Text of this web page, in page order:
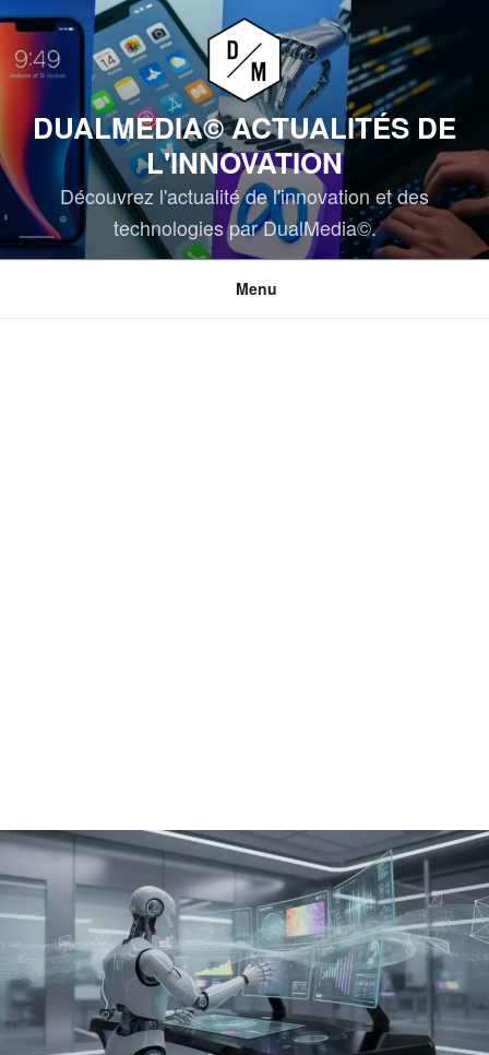
Aller
au
contenu
DUALMEDIA© ACTUALITÉS DE
L'INNOVATION
Découvrez l'actualité de l'innovation et des
technologies par DualMedia©.
Menu